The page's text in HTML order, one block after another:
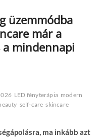
üzemmódba
már a
a mindennapi
LED fényterápia modern
self‑care skincare
ma inkább azt